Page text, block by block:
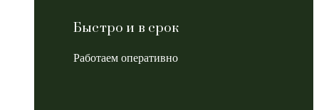
Быстро и в срок
Работаем оперативно